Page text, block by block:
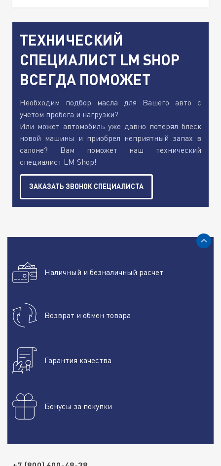
ТЕХНИЧЕСКИЙ
СПЕЦИАЛИСТ LM SHOP
ВСЕГДА ПОМОЖЕТ
Необходим подбор масла для Вашего авто с
учетом пробега и нагрузки?
Или может автомобиль уже давно потерял блеск
новой машины и приобрел неприятный запах в
салоне? Вам поможет наш технический
специалист LM Shop!
ЗАКАЗАТЬ ЗВОНОК СПЕЦИАЛИСТА
Наличный и безналичный расчет
Возврат и обмен товара
Гарантия качества
Бонусы за покупки